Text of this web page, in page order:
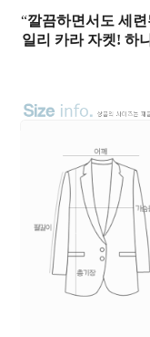
“깔끔하면서도 세련
일리 카라 자켓! 하